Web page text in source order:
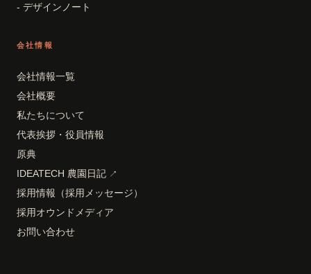
- デザインノート
会社情報
会社情報一覧
会社概要
私たちについて
代表挨拶・役員情報
原典
IDEATECH 農園日記 ↗
採用情報（採用メッセージ）
採用オウンドメディア
お問い合わせ